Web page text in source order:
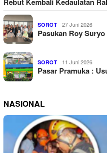
SOROT 27 Juni 2026
Pasukan Roy
SOROT 11 Juni 2026
Pasar Pramuka :
NASIONAL